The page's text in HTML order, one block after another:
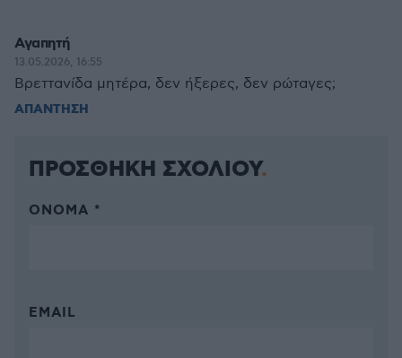
Αγαπητή
13.05.2026, 16:55
Βρεττανίδα μητέρα, δεν ήξερες, δεν ρώταγες;
ΑΠΑΝΤΗΣΗ
ΠΡΟΣΘΗΚΗ ΣΧΟΛΙΟΥ
ΌΝΟΜΑ *
EMAIL